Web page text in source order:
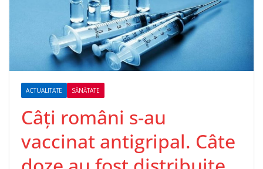
ACTUALITATE SĂNĂTATE
Câți români s-au
vaccinat antigripal. Câte